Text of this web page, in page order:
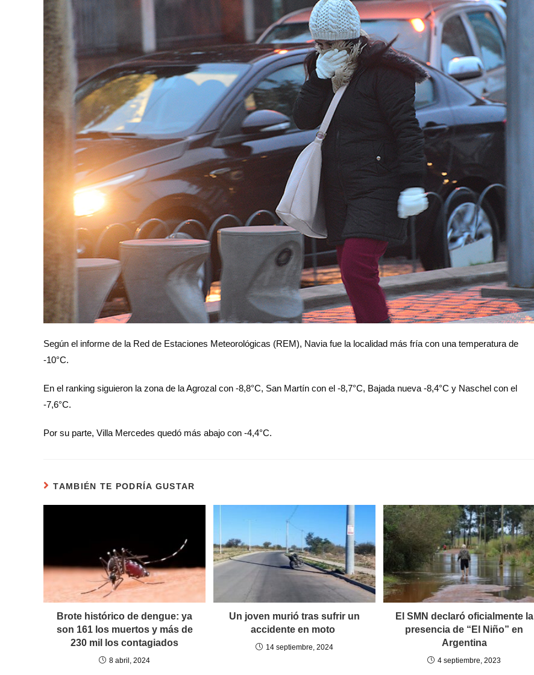
Según el informe de la Red de Estaciones Meteorológicas (REM), Navia fue la localidad más fría con una temperatura de
-10°C.
En el ranking siguieron la zona de la Agrozal con -8,8°C, San Martín con el -8,7°C, Bajada nueva -8,4°C y Naschel con el
-7,6°C.
Por su parte, Villa Mercedes quedó más abajo con -4,4°C.
TAMBIÉN TE PODRÍA GUSTAR
Brote histórico de dengue: ya
son 161 los muertos y más de
230 mil los contagiados
8 abril, 2024
Un joven murió tras sufrir un
accidente en moto
14 septiembre, 2024
El SMN declaró oficialmente la
presencia de “El Niño” en
Argentina
4 septiembre, 2023